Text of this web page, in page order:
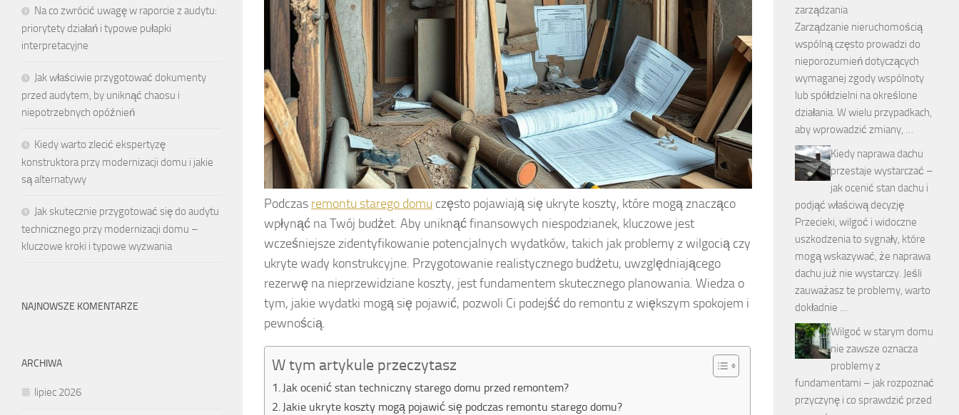
Podczas remontu starego domu często pojawiają się ukryte koszty, które mogą znacząco
wpłynąć na Twój budżet. Aby uniknąć finansowych niespodzianek, kluczowe jest
wcześniejsze zidentyfikowanie potencjalnych wydatków, takich jak problemy z wilgocią czy
ukryte wady konstrukcyjne. Przygotowanie realistycznego budżetu, uwzględniającego
rezerwę na nieprzewidziane koszty, jest fundamentem skutecznego planowania. Wiedza o
tym, jakie wydatki mogą się pojawić, pozwoli Ci podejść do remontu z większym spokojem i
pewnością.
W tym artykule przeczytasz
Jak ocenić stan techniczny starego domu przed remontem?
Jakie ukryte koszty mogą pojawić się podczas remontu starego domu?
Na co zwrócić uwagę w raporcie z audytu:
priorytety działań i typowe pułapki
interpretacyjne
Jak właściwie przygotować dokumenty
przed audytem, by uniknąć chaosu i
niepotrzebnych opóźnień
Kiedy warto zlecić ekspertyzę
konstruktora przy modernizacji domu i jakie
są alternatywy
Jak skutecznie przygotować się do audytu
technicznego przy modernizacji domu –
kluczowe kroki i typowe wyzwania
NAJNOWSZE KOMENTARZE
ARCHIWA
lipiec 2026
zarządzania
Zarządzanie nieruchomością
wspólną często prowadzi do
nieporozumień dotyczących
wymaganej zgody wspólnoty
lub spółdzielni na określone
działania. W wielu przypadkach,
aby wprowadzić zmiany, …
Kiedy naprawa dachu
przestaje wystarczać –
jak ocenić stan dachu i
podjąć właściwą decyzję
Przecieki, wilgoć i widoczne
uszkodzenia to sygnały, które
mogą wskazywać, że naprawa
dachu już nie wystarczy. Jeśli
zauważasz te problemy, warto
dokładnie …
Wilgoć w starym domu
nie zawsze oznacza
problemy z
fundamentami – jak rozpoznać
przyczynę i co sprawdzić przed